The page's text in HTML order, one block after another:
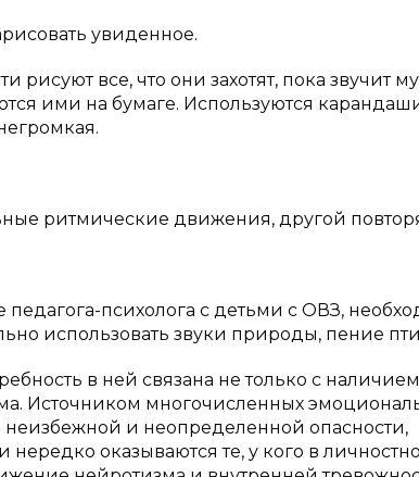
увиденное.
все, что они захотят, пока звучит
ими на бумаге. Используются
ритмические движения, другой
психолога с детьми с ОВЗ,
использовать звуки природы, пение
в ней связана не только с наличием
Источником многочисленных
неизбежной и неопределенной опасности,
оказываются те, у кого в